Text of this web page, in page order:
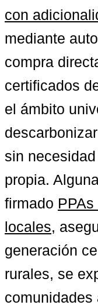
con
mediante
compra
certificados
el ámbito
sin
propia.
firmado
locales,
generación
rurales, se